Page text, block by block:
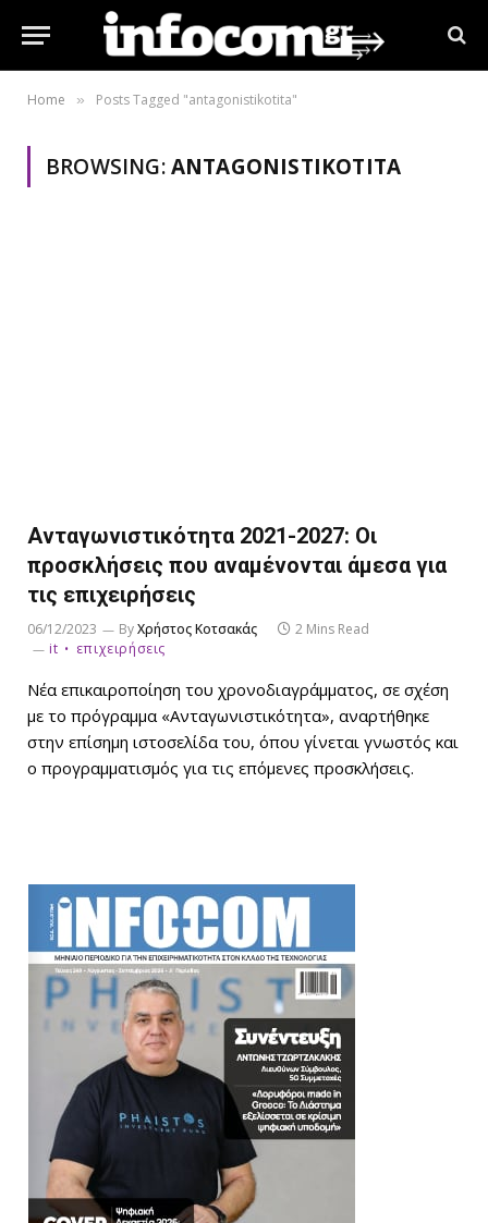
Home » Posts Tagged "antagonistikotita"
BROWSING:ANTAGONISTIKOTITA
Ανταγωνιστικότητα 2021-2027: Οι
προσκλήσεις που αναμένονται άμεσα για
τις επιχειρήσεις
06/12/2023 ByΧρήστος Κοτσακάς
2 Mins Read
it
επιχειρήσεις
Νέα επικαιροποίηση του χρονοδιαγράμματος, σε σχέση
με το πρόγραμμα «Ανταγωνιστικότητα», αναρτήθηκε
στην επίσημη ιστοσελίδα του, όπου γίνεται γνωστός και
ο προγραμματισμός για τις επόμενες προσκλήσεις.